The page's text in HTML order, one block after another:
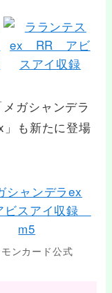
ガシャンデラ
も新たに登場
ンカード公式